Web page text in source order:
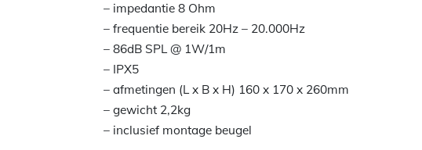
– impedantie 8 Ohm
– frequentie bereik 20Hz – 20.000Hz
– 86dB SPL @ 1W/1m
– IPX5
– afmetingen (L x B x H) 160 x 170 x 260mm
– gewicht 2,2kg
– inclusief montage beugel